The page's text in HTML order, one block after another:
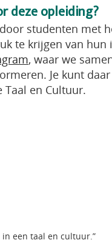
deze opleiding?
studenten met
te krijgen van
, waar we
Je kunt
en Cultuur.
een taal en cultuur.”